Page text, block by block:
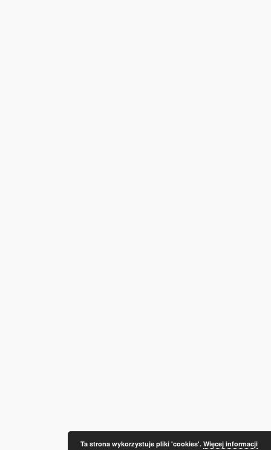
Ta strona wykorzystuje pliki 'cookies'. Więcej informacji